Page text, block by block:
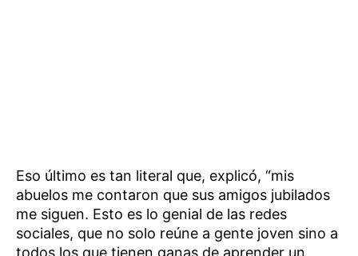
Eso último es tan literal que, explicó, “mis
abuelos me contaron que sus amigos jubilados
me siguen. Esto es lo genial de las redes
sociales, que no solo reúne a gente joven sino a
todos los que tienen ganas de aprender un